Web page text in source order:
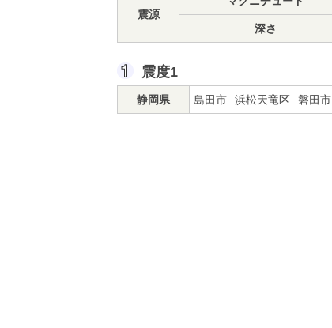
震源
深さ
震度1
静岡県 島田市 浜松天竜区 磐田市